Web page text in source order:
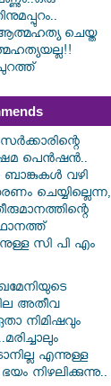
ചെയ്ത
പെൻഷൻ..
വഴി
ചെയ്യില്ലെന്ന,
സി പി എം
അതീവ
നിമിഷവും
എന്നുള്ള
നിഴലിക്കുന്നു..